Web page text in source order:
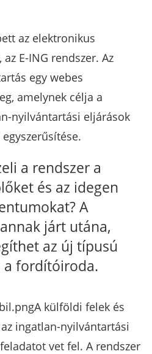
az elektronikus
E-ING rendszer. Az
egy webes
amelynek célja a
nyilvántartási eljárások
a rendszer a
és az idegen
A
járt utána,
az új típusú
a fordítóiroda.
A külföldi felek és
ingatlan-nyilvántartási
vet fel. A rendszer